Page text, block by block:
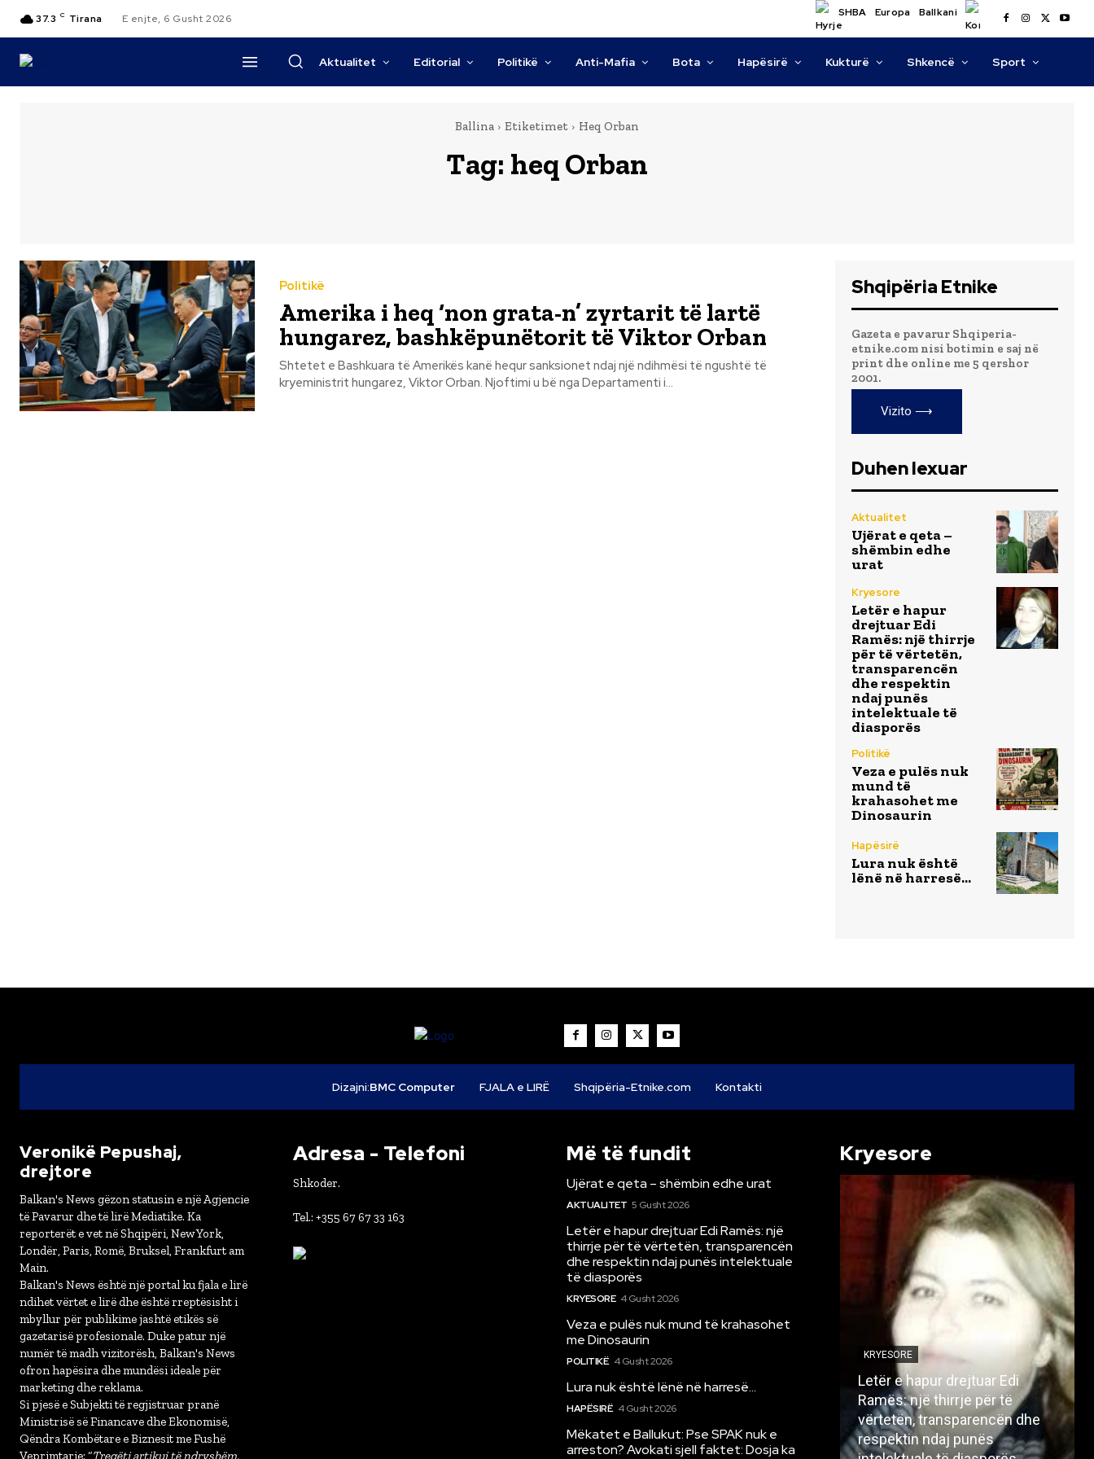
37.3 C Tirana E enjte, 6 Gusht 2026 SHBA Europa Ballkani
Aktualitet Editorial Politikë Anti-Mafia Bota Hapësirë Kukturë Shkencë Sport
Ballina Etiketimet Heq Orban
Tag: heq Orban
Politikë
Amerika i heq ‘non grata-n’ zyrtarit të lartë
hungarez, bashkëpunëtorit të Viktor Orban
Shtetet e Bashkuara të Amerikës kanë hequr sanksionet ndaj një ndihmësi të ngushtë të
kryeministrit hungarez, Viktor Orban. Njoftimi u bë nga Departamenti i...
Shqipëria Etnike
Gazeta e pavarur Shqiperia-
etnike.com nisi botimin e saj në
print dhe online me 5 qershor
2001.
Vizito ⟶
Duhen lexuar
Aktualitet
Ujërat e qeta –
shëmbin edhe
urat
Kryesore
Letër e hapur
drejtuar Edi
Ramës: një thirrje
për të vërtetën,
transparencën
dhe respektin
ndaj punës
intelektuale të
diasporës
Politikë
Veza e pulës nuk
mund të
krahasohet me
Dinosaurin
Hapësirë
Lura nuk është
lënë në harresë…
Dizajni:BMC Computer FJALA e LIRË Shqipëria-Etnike.com Kontakti
Veronikë Pepushaj,
drejtore
Balkan's News gëzon statusin e një Agjencie
të Pavarur dhe të lirë Mediatike. Ka
reporterët e vet në Shqipëri, New York,
Londër, Paris, Romë, Bruksel, Frankfurt am
Main.
Balkan's News është një portal ku fjala e lirë
ndihet vërtet e lirë dhe është rreptësisht i
mbyllur për publikime jashtë etikës së
gazetarisë profesionale. Duke patur një
numër të madh vizitorësh, Balkan's News
ofron hapësira dhe mundësi ideale për
marketing dhe reklama.
Si pjesë e Subjekti të regjistruar pranë
Ministrisë së Financave dhe Ekonomisë,
Qëndra Kombëtare e Biznesit me Fushë
Veprimtarie: “Tregëti artikuj të ndryshëm,
Adresa - Telefoni
Shkoder.
Tel.: +355 67 67 33 163
Më të fundit
Ujërat e qeta – shëmbin edhe urat
AKTUALITET 5 Gusht 2026
Letër e hapur drejtuar Edi Ramës: një
thirrje për të vërtetën, transparencën
dhe respektin ndaj punës intelektuale
të diasporës
KRYESORE 4 Gusht 2026
Veza e pulës nuk mund të krahasohet
me Dinosaurin
POLITIKË 4 Gusht 2026
Lura nuk është lënë në harresë…
HAPËSIRË 4 Gusht 2026
Mëkatet e Ballukut: Pse SPAK nuk e
arreston? Avokati sjell faktet: Dosja ka
Kryesore
KRYESORE
Letër e hapur drejtuar Edi
Ramës: një thirrje për të
vërtetën, transparencën dhe
respektin ndaj punës